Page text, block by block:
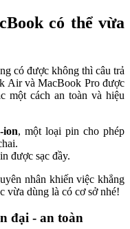
có thể vừa
có được không thì câu trả
Air và MacBook Pro được
một cách an toàn và hiệu
, một loại pin cho phép
được sạc đầy.
nhân khiến việc khẳng
vừa dùng là có cơ sở nhé!
đại - an toàn